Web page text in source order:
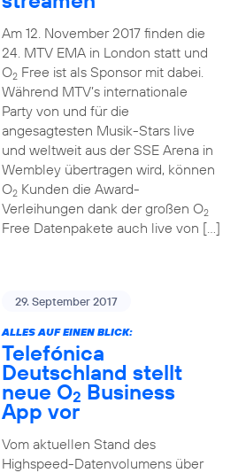
Am 12. November 2017 finden die
24. MTV EMA in London statt und
O2Free ist als Sponsor mit dabei.
Während MTV’s internationale
Party von und für die
angesagtesten Musik-Stars live
und weltweit aus der SSE Arena in
Wembley übertragen wird, können
O2Kunden die Award-
Verleihungen dank der großen O2
Free Datenpakete auch live von […]
29. September 2017
ALLES AUF EINEN BLICK:
Telefónica
Deutschland stellt
neue O2 Business
App vor
Vom aktuellen Stand des
Highspeed-Datenvolumens über